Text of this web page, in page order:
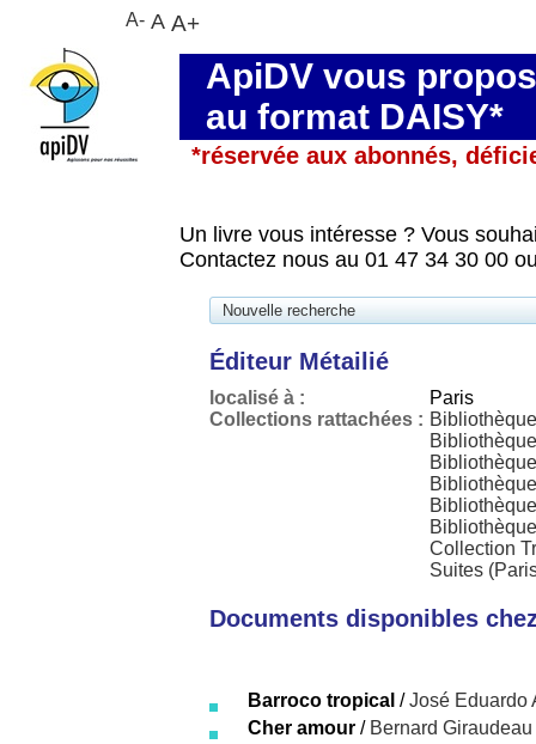
ApiDV vous
au format DAISY*
*réservée aux abonnés,
Un livre vous intéresse ? Vous
Contactez nous au 01 47 34 30 00
Nouvelle recherche
Éditeur Métailié
localisé à :
Paris
Collections rattachées :
Collection
Suites
Documents disponibles
Barroco tropical /José Eduardo
Cher amour / Bernard Giraudeau
A- A A+